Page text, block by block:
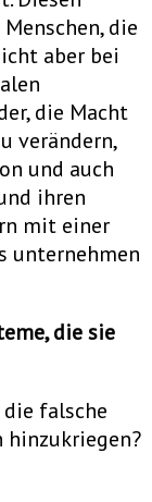
die
aber bei
die Macht
verändern,
und auch
ihren
mit einer
unternehmen
die sie
falsche
hinzukriegen?